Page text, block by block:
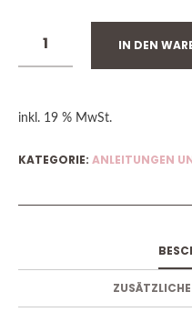
IN DEN
inkl. 19 % MwSt.
KATEGORIE: ANLEITUNGEN